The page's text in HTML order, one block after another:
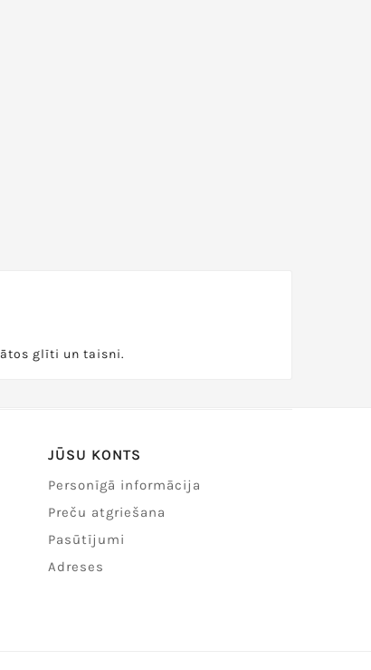
glīti un taisni.
JŪSU KONTS
Personīgā informācija
Preču atgriešana
Pasūtījumi
Adreses